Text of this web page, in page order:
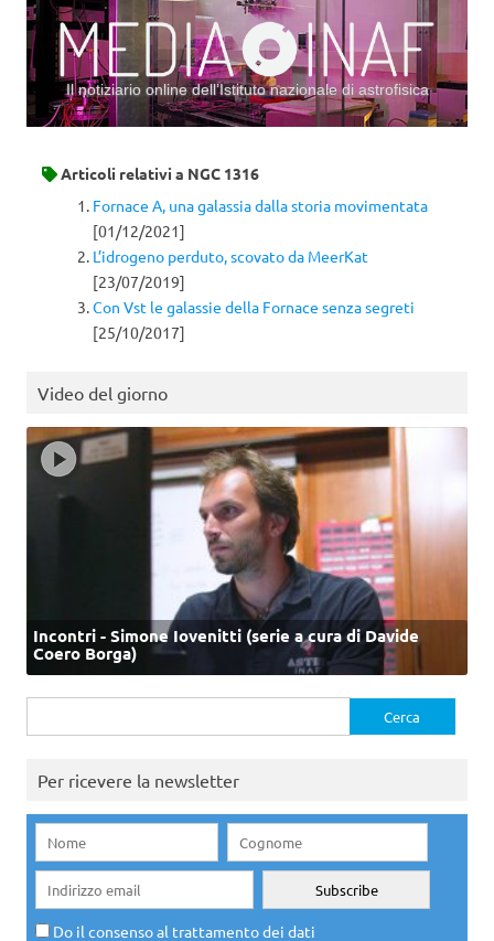
Il notiziario online dell’Istituto nazionale di astrofisica
Articoli relativi a NGC 1316
Fornace A, una galassia dalla storia movimentata
[01/12/2021]
L’idrogeno perduto, scovato da MeerKat
[23/07/2019]
Con Vst le galassie della Fornace senza segreti
[25/10/2017]
Video del giorno
Incontri - Simone Iovenitti (serie a cura di Davide
Coero Borga)
per:
Per ricevere la newsletter
Do il consenso al trattamento dei dati